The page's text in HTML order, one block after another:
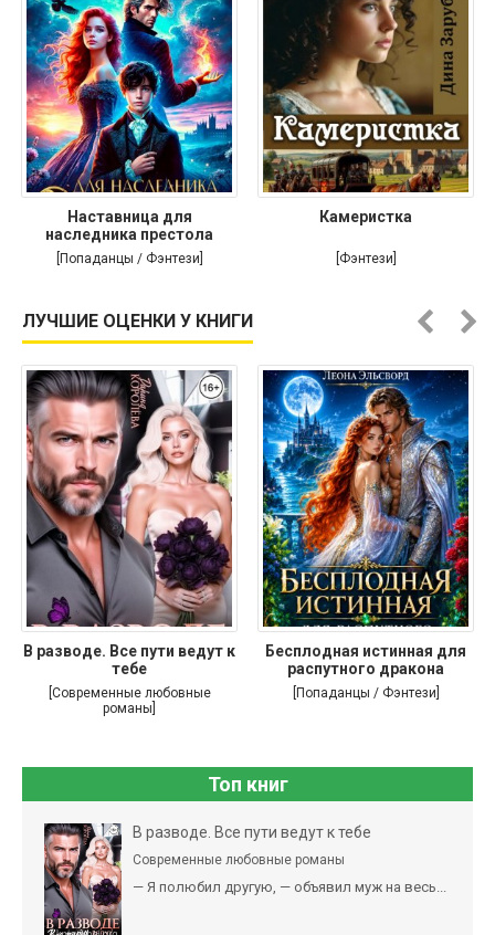
Наставница для
наследника престола
[Попаданцы / Фэнтези]
Камеристка
[Фэнтези]
ЛУЧШИЕ ОЦЕНКИ У КНИГИ
В разводе. Все пути ведут к
тебе
[Современные любовные
романы]
Бесплодная истинная для
распутного дракона
[Попаданцы / Фэнтези]
Топ книг
В разводе. Все пути ведут к тебе
Современные любовные романы
— Я полюбил другую, — объявил муж на весь...